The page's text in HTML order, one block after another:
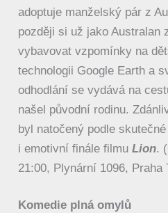
adoptuje manželský pár z
později si už jako Australan
vybavovat vzpomínky na
technologii Google Earth a
odhodlání se vydává na
našel původní rodinu.
byl natočený podle
i emotivní finále filmuLion.
21:00, Plynární 1096, Praha
Komedie plná omylů